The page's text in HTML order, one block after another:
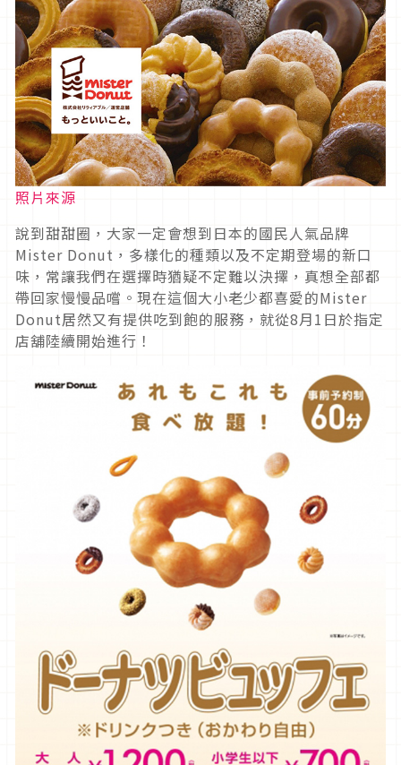
照片來源
說到甜甜圈，大家一定會想到日本的國民人氣品牌
Mister Donut，多樣化的種類以及不定期登場的新口
味，常讓我們在選擇時猶疑不定難以決擇，真想全部都
帶回家慢慢品嚐。現在這個大小老少都喜愛的Mister
Donut居然又有提供吃到飽的服務，就從8月1日於指定
店舖陸續開始進行！